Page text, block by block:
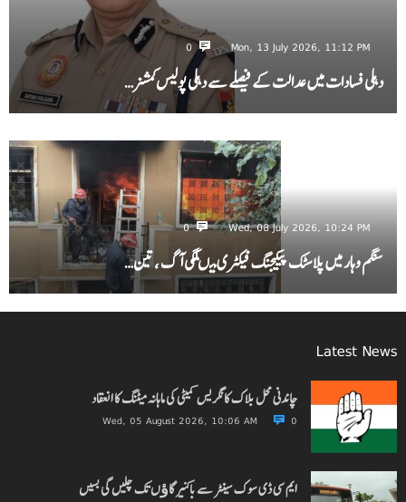
Mon, 13 July 2026, 11:12 PM
0
دہلی فسادات میں عدالت کے فیصلے سے دہلی پولیس کمشنر…
Wed, 08 July 2026, 10:24 PM
0
سنگم وہار میں پلاسٹک پیکیجنگ فیکٹری میںلگی آگ ، تین…
Latest News
چاندنی محل بلاک کانگریس کمیٹی کی ماہانہ میٹنگ کا انعقاد
Wed, 05 August 2026, 10:06 AM 0
ایم سی ڈی سوک سینٹر سے باکنیر گاﺅں تک چلیں گی بسیں